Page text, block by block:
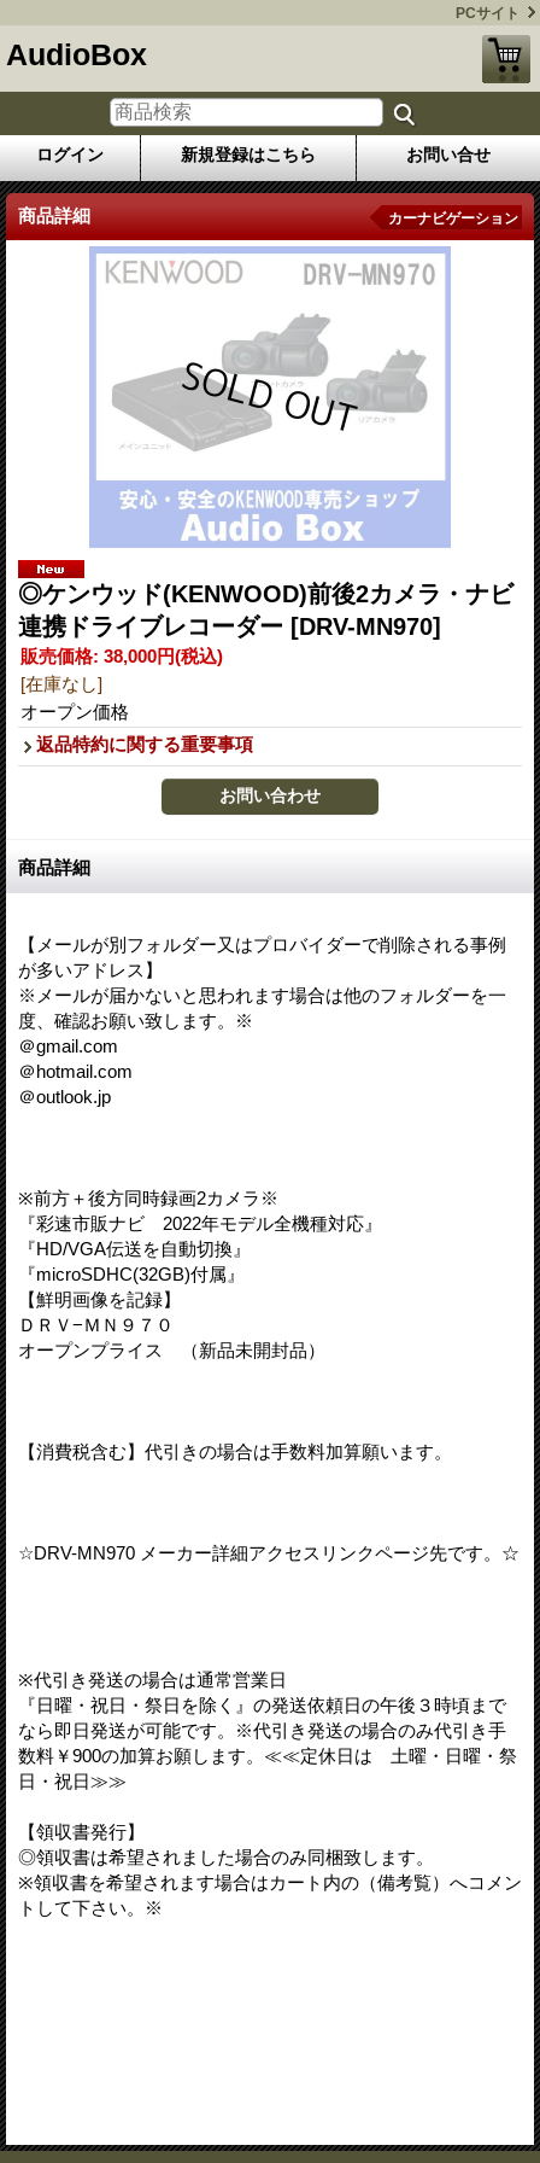
PCサイト
AudioBox
ログイン 新規登録はこちら お問い合せ
商品詳細 カーナビゲーション
◎ケンウッド(KENWOOD)前後2カメラ・ナビ
連携ドライブレコーダー [DRV-MN970]
販売価格: 38,000円(税込)
[在庫なし]
オープン価格
返品特約に関する重要事項
商品詳細
【メールが別フォルダー又はプロバイダーで削除される事例
が多いアドレス】
※メールが届かないと思われます場合は他のフォルダーを一
度、確認お願い致します。※
＠gmail.com
＠hotmail.com
＠outlook.jp
※前方＋後方同時録画2カメラ※
『彩速市販ナビ 2022年モデル全機種対応』
『HD/VGA伝送を自動切換』
『microSDHC(32GB)付属』
【鮮明画像を記録】
ＤＲＶ−ＭＮ９７０
オープンプライス （新品未開封品）
【消費税含む】代引きの場合は手数料加算願います。
☆DRV-MN970 メーカー詳細アクセスリンクページ先です。☆
※代引き発送の場合は通常営業日
『日曜・祝日・祭日を除く』の発送依頼日の午後３時頃まで
なら即日発送が可能です。※代引き発送の場合のみ代引き手
数料￥900の加算お願します。≪≪定休日は 土曜・日曜・祭
日・祝日≫≫
【領収書発行】
◎領収書は希望されました場合のみ同梱致します。
※領収書を希望されます場合はカート内の（備考覧）へコメン
トして下さい。※